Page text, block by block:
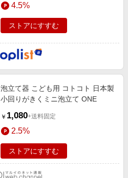
4.5%
ストアにすすむ
泡立て器 こども用 コトコト 日本製
小回りがきくミニ泡立て ONE
￥ 1,080+送料固定
2.5%
ストアにすすむ